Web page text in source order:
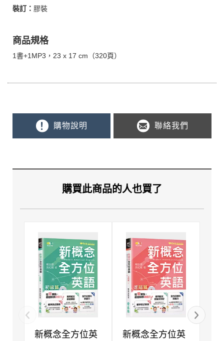
裝訂： 膠裝
商品規格
1書+1MP3，23 x 17 cm（320頁）
購物說明 聯絡我們
購買此商品的人也買了
新概念全方位英
新概念全方位英